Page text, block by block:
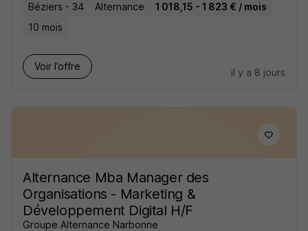
Béziers - 34 Alternance
1 018,15 - 1 823 € / mois
10 mois
Voir l’offre
il y a 8 jours
Alternance Mba Manager des
Organisations - Marketing &
Développement Digital H/F
Groupe Alternance Narbonne